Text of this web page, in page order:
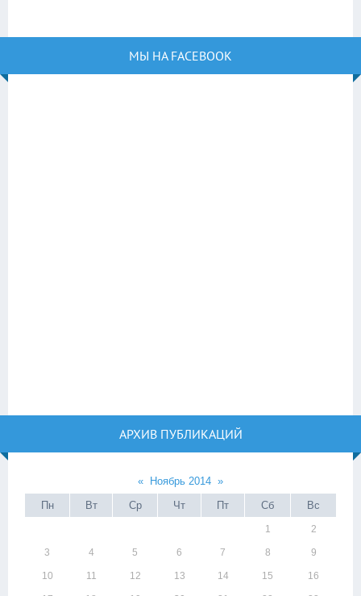
МЫ НА FACEBOOK
АРХИВ ПУБЛИКАЦИЙ
« Ноябрь 2014 »
Пн
Вт Ср Чт Пт Сб Вс
1 2
3 4 5 6 7 8 9
10 11 12 13 14 15 16